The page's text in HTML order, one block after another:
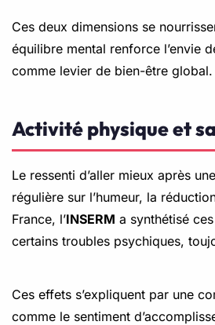
Ces deux dimensions se
équilibre mental renforce l’envie
comme levier de bien-être global.
Activité physique et
Le ressenti d’aller mieux après
régulière sur l’humeur, la
France, l’INSERM a synthétisé
certains troubles psychiques,
Ces effets s’expliquent par une
comme le sentiment